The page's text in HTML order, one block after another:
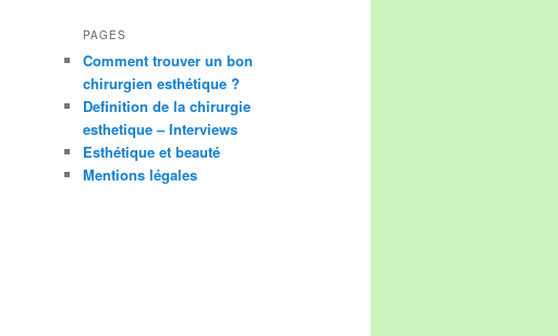
PAGES
Comment trouver un bon
chirurgien esthétique ?
Definition de la chirurgie
esthetique – Interviews
Esthétique et beauté
Mentions légales